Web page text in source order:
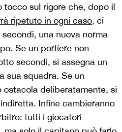
tocco sul rigore che, dopo il
ripetuto in ogni caso, ci
una nuova norma
Se un portiere non
secondi, si assegna un
sua squadra. Se un
ostacola deliberatamente, si
Infine cambieranno
tutti i giocatori